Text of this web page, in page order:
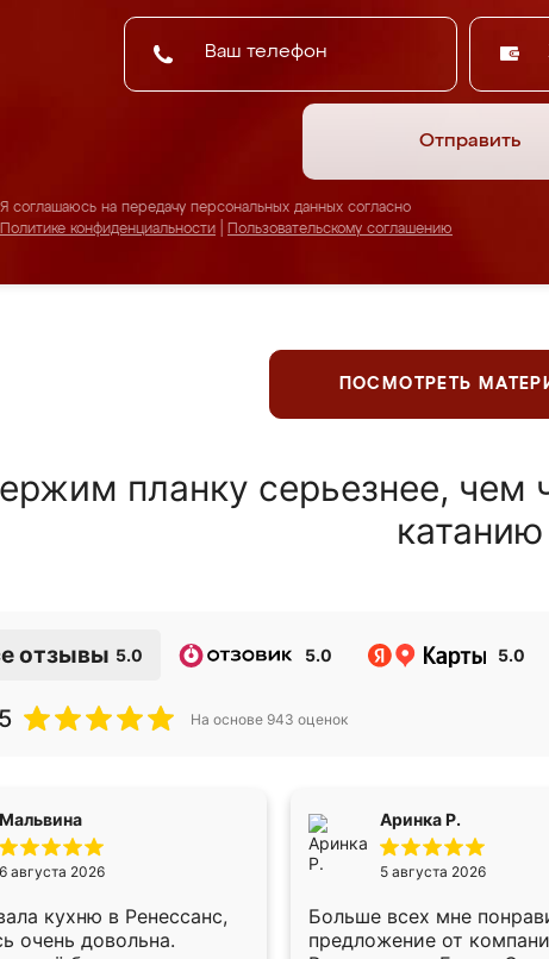
Отправить
Я соглашаюсь на передачу персональных данных согласно
Политике конфиденциальности
Пользовательскому соглашению
ПОСМОТРЕТЬ
планку серьезнее, чем
катанию
отзывы 5.0 5.0 5.0
На основе 943 оценок
Мальвина
6 августа 2026
кухню в Ренессанс,
очень довольна.
Аринка Р.
5 августа 2026
Больше всех мне
предложение от